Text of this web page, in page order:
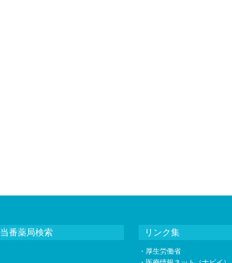
当番薬局検索 リンク集
・ 厚生労働省